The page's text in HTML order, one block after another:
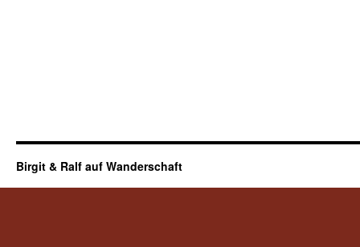
Birgit & Ralf auf Wanderschaft